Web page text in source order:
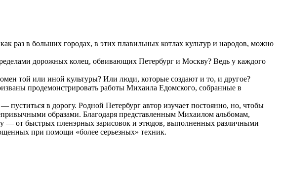
в больших городах, в этих плавильных котлах культур и народов, можно
дорожных колец, обвивающих Петербург и Москву? Ведь у каждого
той или иной культуры? Или люди, которые создают и то, и другое?
продемонстрировать работы Михаила Едомского, собранные в
в дорогу. Родной Петербург автор изучает постоянно, но, чтобы
образами. Благодаря представленным Михаилом альбомам,
— от быстрых пленэрных зарисовок и этюдов, выполненных различными
при помощи «более серьезных» техник.